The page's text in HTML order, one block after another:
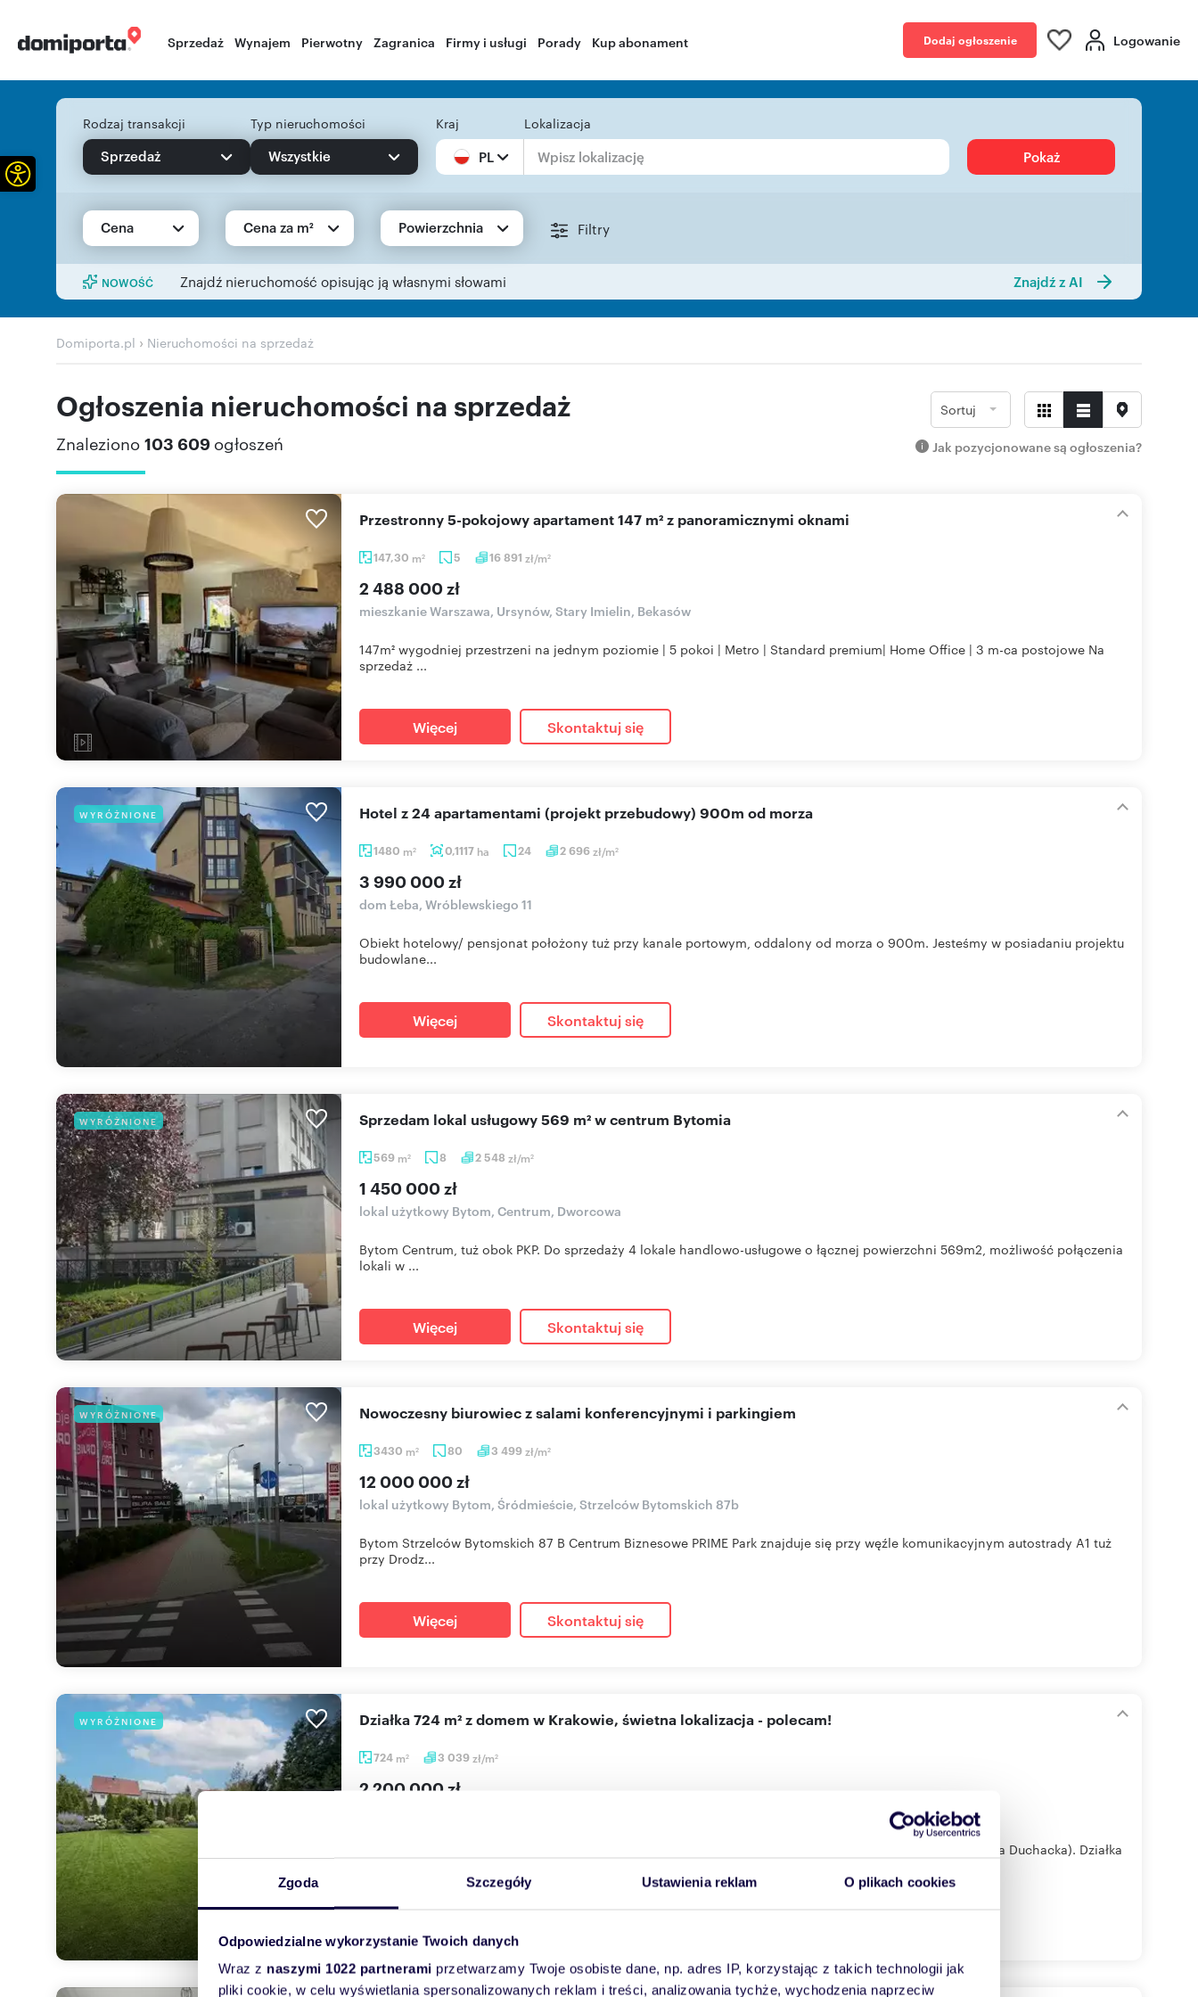
Zgoda Szczegóły Ustawienia reklam O plikach cookies
Odpowiedzialne wykorzystanie Twoich danych
Wraz z naszymi 1022 partnerami przetwarzamy Twoje osobiste dane, np. adres IP, korzystając z takich technologii jak
pliki cookie, w celu wyświetlania spersonalizowanych reklam i treści, analizowania tychże, wychodzenia naprzeciw
Sprzedaż Wynajem Pierwotny Zagranica Firmy i usługi Porady Kup abonament Dodaj ogłoszenie Logowanie
Rodzaj transakcji
Sprzedaż
Typ nieruchomości
Wszystkie
Kraj
PL
Lokalizacja
Pokaż
Cena Cena za m² Powierzchnia Filtry
NOWOŚĆ Znajdź nieruchomość opisując ją własnymi słowami Znajdź z AI
Domiporta.pl › Nieruchomości na sprzedaż
Ogłoszenia nieruchomości na sprzedaż
Znaleziono 103 609 ogłoszeń
Sortuj
Jak pozycjonowane są ogłoszenia?
147,30 m2 5 16 891 zł/m2
Przestronny 5-pokojowy apartament 147 m² z panoramicznymi oknami
2 488 000 zł
mieszkanie Warszawa, Ursynów, Stary Imielin, Bekasów
147m² wygodniej przestrzeni na jednym poziomie | 5 pokoi | Metro | Standard premium| Home Office | 3 m-ca postojowe Na
sprzedaż ...
Więcej Skontaktuj się
WYRÓŻNIONE
1480 m2 0,1117 ha 24 2 696zł/m2
Hotel z 24 apartamentami (projekt przebudowy) 900m od morza
3 990 000 zł
dom Łeba, Wróblewskiego 11
Obiekt hotelowy/ pensjonat położony tuż przy kanale portowym, oddalony od morza o 900m. Jesteśmy w posiadaniu projektu
budowlane...
Więcej Skontaktuj się
WYRÓŻNIONE
569 m2 8 2 548 zł/m2
Sprzedam lokal usługowy 569 m² w centrum Bytomia
1 450 000 zł
lokal użytkowy Bytom, Centrum, Dworcowa
Bytom Centrum, tuż obok PKP. Do sprzedaży 4 lokale handlowo-usługowe o łącznej powierzchni 569m2, możliwość połączenia
lokali w ...
Więcej Skontaktuj się
WYRÓŻNIONE
3430 m2 80 3 499zł/m2
Nowoczesny biurowiec z salami konferencyjnymi i parkingiem
12 000 000 zł
lokal użytkowy Bytom, Śródmieście, Strzelców Bytomskich 87b
Bytom Strzelców Bytomskich 87 B Centrum Biznesowe PRIME Park znajduje się przy węźle komunikacyjnym autostrady A1 tuż
przy Drodz...
Więcej Skontaktuj się
WYRÓŻNIONE
724 m2 3 039zł/m2
Działka 724 m² z domem w Krakowie, świetna lokalizacja - polecam!
2 200 000 zł
Biuro nieruchomości DKB INVEST oferuje na sprzedaż 7 arową działkę przy ul.Dobczyckiej w Krakowie (Wola Duchacka). Działka
Otwórz pasek narzędzi